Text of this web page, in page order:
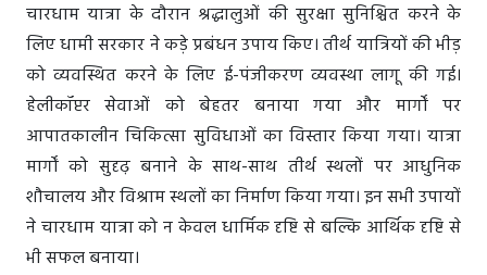
चारधाम यात्रा के दौरान श्रद्धालुओं की सुरक्षा सुनिश्चित करने के
लिए धामी सरकार ने कड़े प्रबंधन उपाय किए। तीर्थ यात्रियों की भीड़
को व्यवस्थित करने के लिए ई-पंजीकरण व्यवस्था लागू की गई।
हेलीकॉप्टर सेवाओं को बेहतर बनाया गया और मार्गों पर
आपातकालीन चिकित्सा सुविधाओं का विस्तार किया गया। यात्रा
मार्गों को सुदृढ़ बनाने के साथ-साथ तीर्थ स्थलों पर आधुनिक
शौचालय और विश्राम स्थलों का निर्माण किया गया। इन सभी उपायों
ने चारधाम यात्रा को न केवल धार्मिक दृष्टि से बल्कि आर्थिक दृष्टि से
भी सफल बनाया।